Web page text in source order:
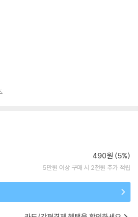
490원 (5%)
5만원 이상 구매 시 2천원 추가 적립